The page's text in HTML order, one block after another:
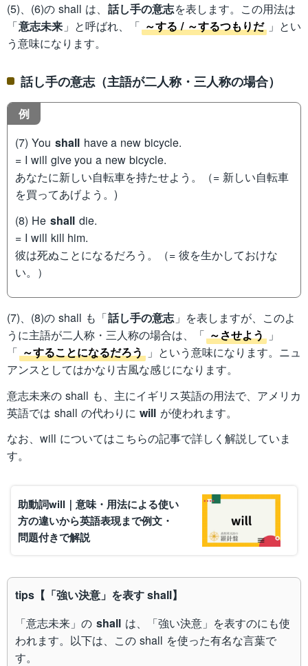
(5)、(6)の shall は、 話し手の意志を表します。この用法は
「意志未来 」と呼ばれ、「 ～する / ～するつもりだ 」とい
う意味になります。
話し手の意志（主語が二人称・三人称の場合）
例
(7) You shall have a new bicycle.
= I will give you a new bicycle.
あなたに新しい自転車を持たせよう。（= 新しい自転車
を買ってあげよう。)
(8) He shall die.
= I will kill him.
彼は死ぬことになるだろう。（= 彼を生かしておけな
い。）
(7)、(8)の shall も「話し手の意志」を表しますが、このよ
うに主語が二人称・三人称の場合は、「 ～させよう 」
「 ～することになるだろう 」という意味になります。ニュ
アンスとしてはかなり古風な感じになります。
意志未来の shall も、主にイギリス英語の用法で、アメリカ
英語では shall の代わりに will が使われます。
なお、will についてはこちらの記事で詳しく解説していま
す。
助動詞will｜意味・用法による使い
方の違いから英語表現まで例文・
問題付きで解説
tips【「強い決意」を表す shall】
「意志未来」の shall は、「強い決意」を表すのにも使
われます。以下は、この shall を使った有名な言葉で
す。